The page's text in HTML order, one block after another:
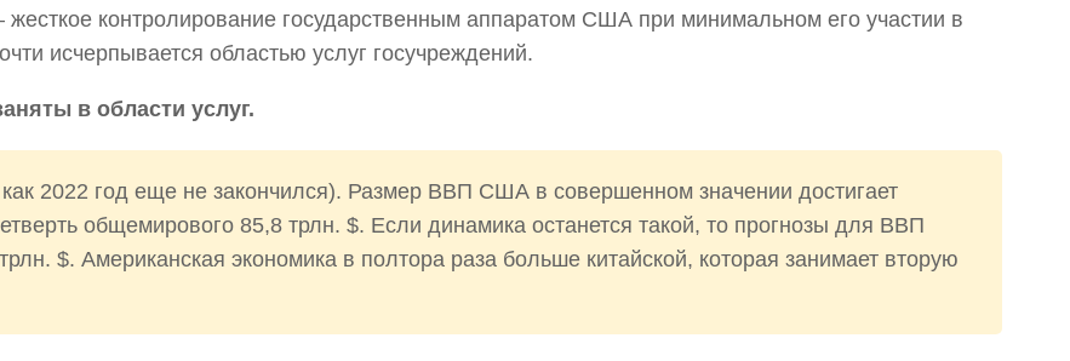
контролирование государственным аппаратом США при минимальном его участии в
исчерпывается областью услуг госучреждений.
в области услуг.
2022 год еще не закончился). Размер ВВП США в совершенном значении достигает
общемирового 85,8 трлн. $. Если динамика останется такой, то прогнозы для ВВП
$. Американская экономика в полтора раза больше китайской, которая занимает вторую